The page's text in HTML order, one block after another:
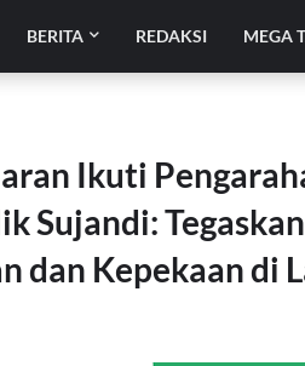
BERITA REDAKSI MEGA
Ikuti
Sujandi: Tegaskan
dan Kepekaan di